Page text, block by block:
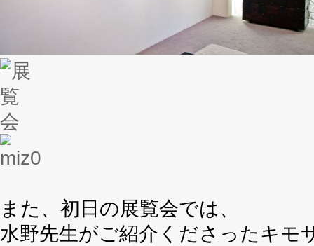
また、初日の展覧会では、
水野先生がご紹介くださったキモ